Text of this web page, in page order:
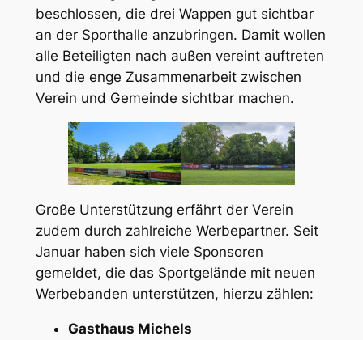
beschlossen, die drei Wappen gut sichtbar
an der Sporthalle anzubringen. Damit wollen
alle Beteiligten nach außen vereint auftreten
und die enge Zusammenarbeit zwischen
Verein und Gemeinde sichtbar machen.
Große Unterstützung erfährt der Verein
zudem durch zahlreiche Werbepartner. Seit
Januar haben sich viele Sponsoren
gemeldet, die das Sportgelände mit neuen
Werbebanden unterstützen, hierzu zählen:
Gasthaus Michels